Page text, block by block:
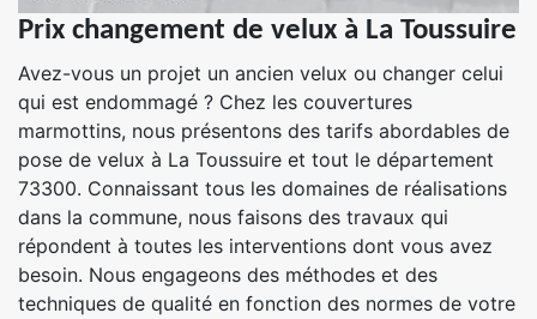
Prix changement de velux à La Toussuire
Avez-vous un projet un ancien velux ou changer celui
qui est endommagé ? Chez les couvertures
marmottins, nous présentons des tarifs abordables de
pose de velux à La Toussuire et tout le département
73300. Connaissant tous les domaines de réalisations
dans la commune, nous faisons des travaux qui
répondent à toutes les interventions dont vous avez
besoin. Nous engageons des méthodes et des
techniques de qualité en fonction des normes de votre